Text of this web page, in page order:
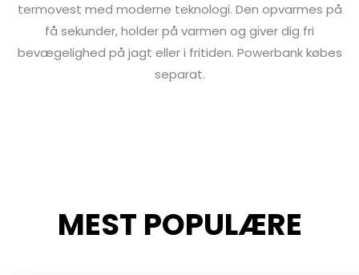
termovest med moderne teknologi. Den opvarmes på
få sekunder, holder på varmen og giver dig fri
bevægelighed på jagt eller i fritiden. Powerbank købes
separat.
MEST POPULÆRE